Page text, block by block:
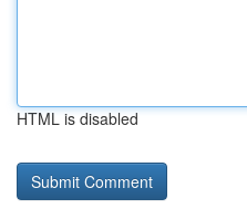
HTML is disabled